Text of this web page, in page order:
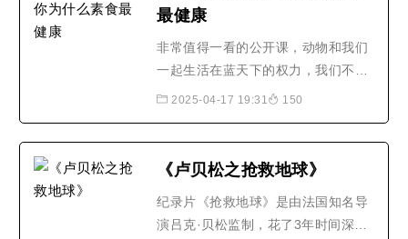
到立马有利益才会投资，好比阿里巴
巴，期初也是国内到处找..
最健康
非常值得一看的公开课，动物和我们
一起生活在蓝天下的权力，我们不应
该吃它们
2025-04-17 19:31 150
《卢贝松之抢救地球》
纪录片《抢救地球》是由法国知名导
演吕克·贝松监制，花了3年时间深入